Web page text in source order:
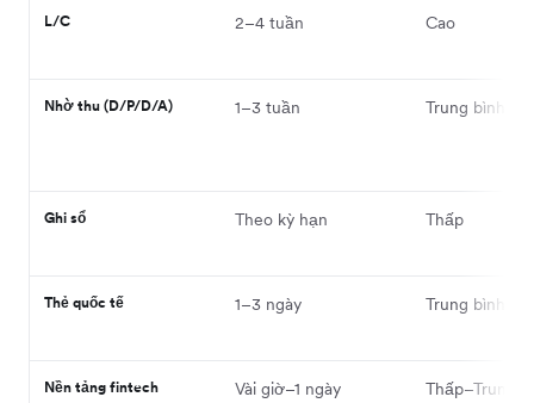
L/C 2–4 tuần Cao
Nhờ thu (D/P/D/A) 1–3 tuần Trung bình
Ghi sổ Theo kỳ hạn Thấp
Thẻ quốc tế 1–3 ngày Trung
Nền tảng fintech Vài giờ–1 ngày Thấp–Trung